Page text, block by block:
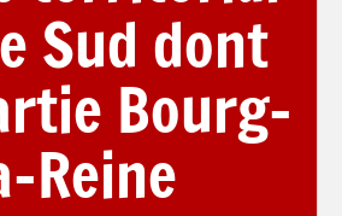
Sud dont
Bourg-
Reine